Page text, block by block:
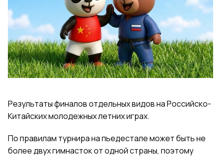
Результаты финалов отдельных видов на Российско-
Китайских молодежных летних играх.
По правилам турнира на пьедестале может быть не
более двух гимнасток от одной страны, поэтому